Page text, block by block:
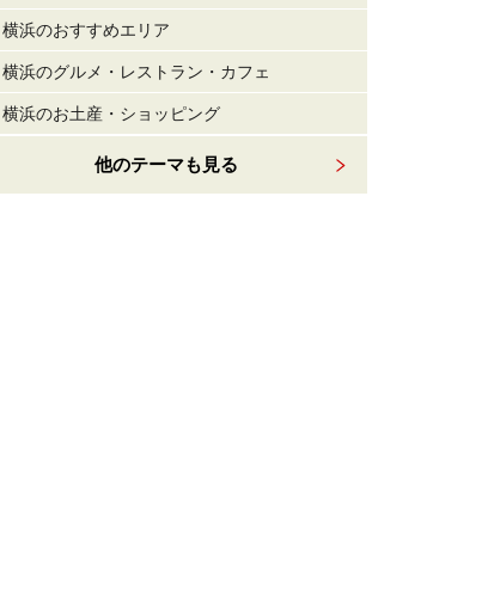
横浜のおすすめエリア
横浜のグルメ・レストラン・カフェ
横浜のお土産・ショッピング
他のテーマも見る